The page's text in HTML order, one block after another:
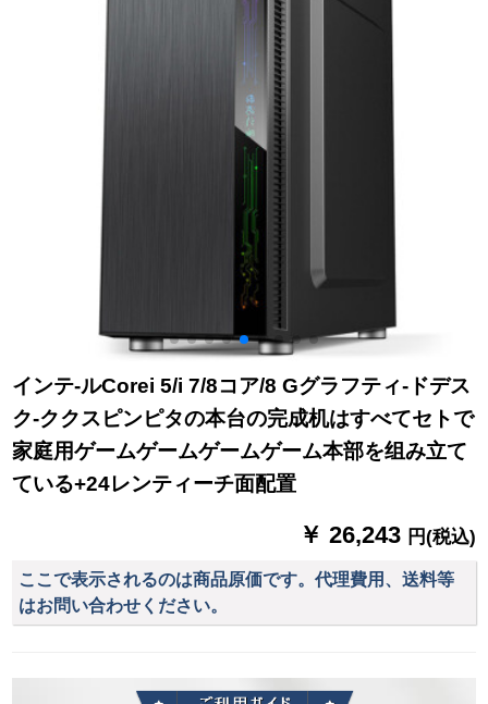
インテ-ルCorei 5/i 7/8コア/8 Gグラフティ-ドデス
ク-ククスピンピタの本台の完成机はすべてセトで
家庭用ゲームゲームゲームゲーム本部を组み立て
ている+24レンティーチ面配置
￥ 26,243 円(税込)
ここで表示されるのは商品原価です。代理費用、送料等
はお問い合わせください。